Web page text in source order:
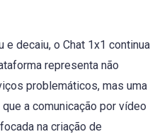
e decaiu, o Chat 1x1 continua
representa não
problemáticos, mas uma
a comunicação por vídeo
na criação de